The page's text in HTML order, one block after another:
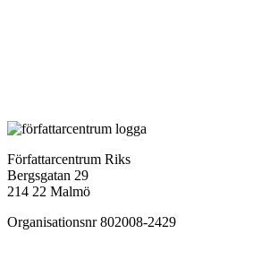
Författarcentrum Riks
Bergsgatan 29
214 22 Malmö
Organisationsnr 802008-2429